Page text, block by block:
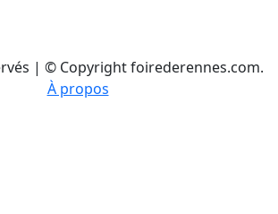
| © Copyright foirederennes.com.
À propos